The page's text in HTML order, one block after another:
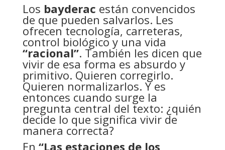
Los bayderac están convencidos
de que pueden salvarlos. Les
ofrecen tecnología, carreteras,
control biológico y una vida
“racional”. También les dicen que
vivir de esa forma es absurdo y
primitivo. Quieren corregirlo.
Quieren normalizarlos. Y es
entonces cuando surge la
pregunta central del texto: ¿quién
decide lo que significa vivir de
manera correcta?
En “Las estaciones de los